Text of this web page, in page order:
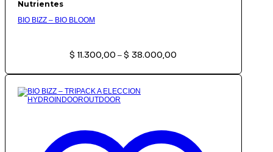
Nutrientes
BIO BIZZ – BIO BLOOM
$ 11.300,00 – $ 38.000,00